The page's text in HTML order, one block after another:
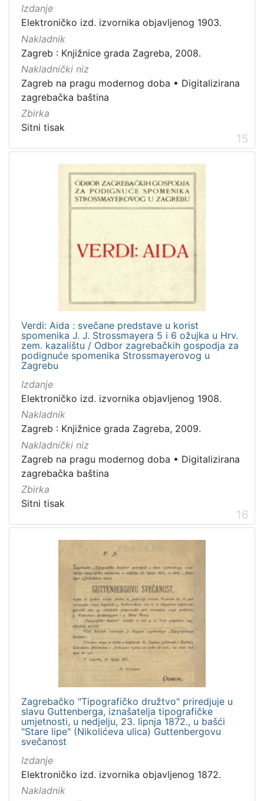
Izdanje
Elektroničko izd. izvornika objavljenog 1903.
Nakladnik
Zagreb : Knjižnice grada Zagreba, 2008.
Nakladnički niz
Zagreb na pragu modernog doba • Digitalizirana
zagrebačka baština
Zbirka
Sitni tisak
15
Verdi: Aida : svečane predstave u korist
spomenika J. J. Strossmayera 5 i 6 ožujka u Hrv.
zem. kazalištu / Odbor zagrebačkih gospodja za
podignuće spomenika Strossmayerovog u
Zagrebu
Izdanje
Elektroničko izd. izvornika objavljenog 1908.
Nakladnik
Zagreb : Knjižnice grada Zagreba, 2009.
Nakladnički niz
Zagreb na pragu modernog doba • Digitalizirana
zagrebačka baština
Zbirka
Sitni tisak
16
Zagrebačko "Tipografičko družtvo" priredjuje u
slavu Guttenberga, iznašatelja tipografičke
umjetnosti, u nedjelju, 23. lipnja 1872., u bašći
"Stare lipe" (Nikolićeva ulica) Guttenbergovu
svečanost
Izdanje
Elektroničko izd. izvornika objavljenog 1872.
Nakladnik